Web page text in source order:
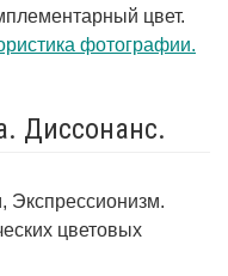
цвет.
фотографии.
Диссонанс.
Экспрессионизм.
цветовых